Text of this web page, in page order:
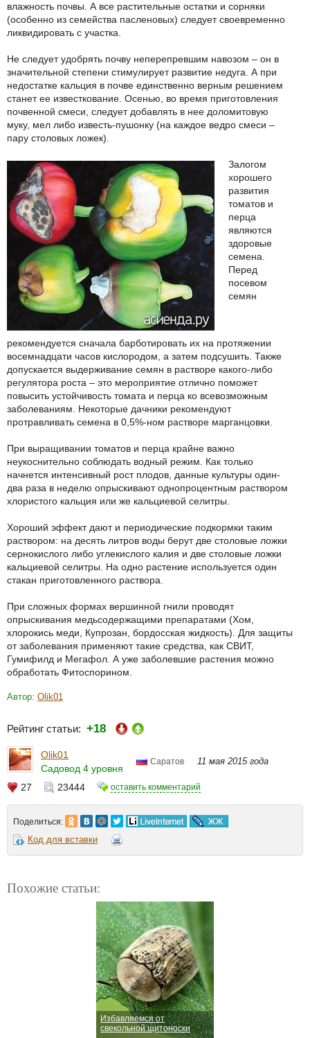
влажность почвы. А все растительные остатки и сорняки
(особенно из семейства пасленовых) следует своевременно
ликвидировать с участка.
Не следует удобрять почву неперепревшим навозом – он в
значительной степени стимулирует развитие недуга. А при
недостатке кальция в почве единственно верным решением
станет ее известкование. Осенью, во время приготовления
почвенной смеси, следует добавлять в нее доломитовую
муку, мел либо известь-пушонку (на каждое ведро смеси –
пару столовых ложек).
Залогом
хорошего
развития
томатов и
перца
являются
здоровые
семена.
Перед
посевом
семян
рекомендуется сначала барботировать их на протяжении
восемнадцати часов кислородом, а затем подсушить. Также
допускается выдерживание семян в растворе какого-либо
регулятора роста – это мероприятие отлично поможет
повысить устойчивость томата и перца ко всевозможным
заболеваниям. Некоторые дачники рекомендуют
протравливать семена в 0,5%-ном растворе марганцовки.
При выращивании томатов и перца крайне важно
неукоснительно соблюдать водный режим. Как только
начнется интенсивный рост плодов, данные культуры один-
два раза в неделю опрыскивают однопроцентным раствором
хлористого кальция или же кальциевой селитры.
Хороший эффект дают и периодические подкормки таким
раствором: на десять литров воды берут две столовые ложки
сернокислого либо углекислого калия и две столовые ложки
кальциевой селитры. На одно растение используется один
стакан приготовленного раствора.
При сложных формах вершинной гнили проводят
опрыскивания медьсодержащими препаратами (Хом,
хлорокись меди, Купрозан, бордосская жидкость). Для защиты
от заболевания применяют такие средства, как СВИТ,
Гумифилд и Мегафол. А уже заболевшие растения можно
обработать Фитоспорином.
Автор: Olik01
Рейтинг статьи: +18
Olik01
Садовод 4 уровня
Саратов 11 мая 2015 года
27 23444 оставить комментарий
Поделиться:
Код для вставки
Похожие статьи:
Избавляемся от
свекольной щитоноски